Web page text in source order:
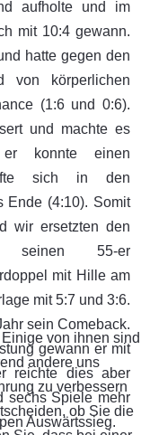
aufholte und im
mit 10:4 gewann.
hatte gegen den
von körperlichen
(1:6 und 0:6).
und machte es
konnte einen
sich in den
Ende (4:10). Somit
wir ersetzten den
seinen 55-er
mit Hille am
mit 5:7 und 3:6.
sein Comeback.
gewann er mit
reichte dies aber
sechs Spiele mehr
Auswärtssieg.
von ihnen sind
andere uns
zu verbessern
ob Sie die